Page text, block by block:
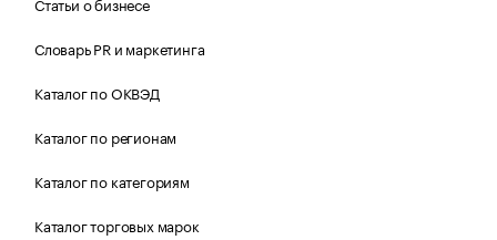
Словарь PR и маркетинга
Каталог по ОКВЭД
Каталог по регионам
Каталог по категориям
Каталог торговых марок